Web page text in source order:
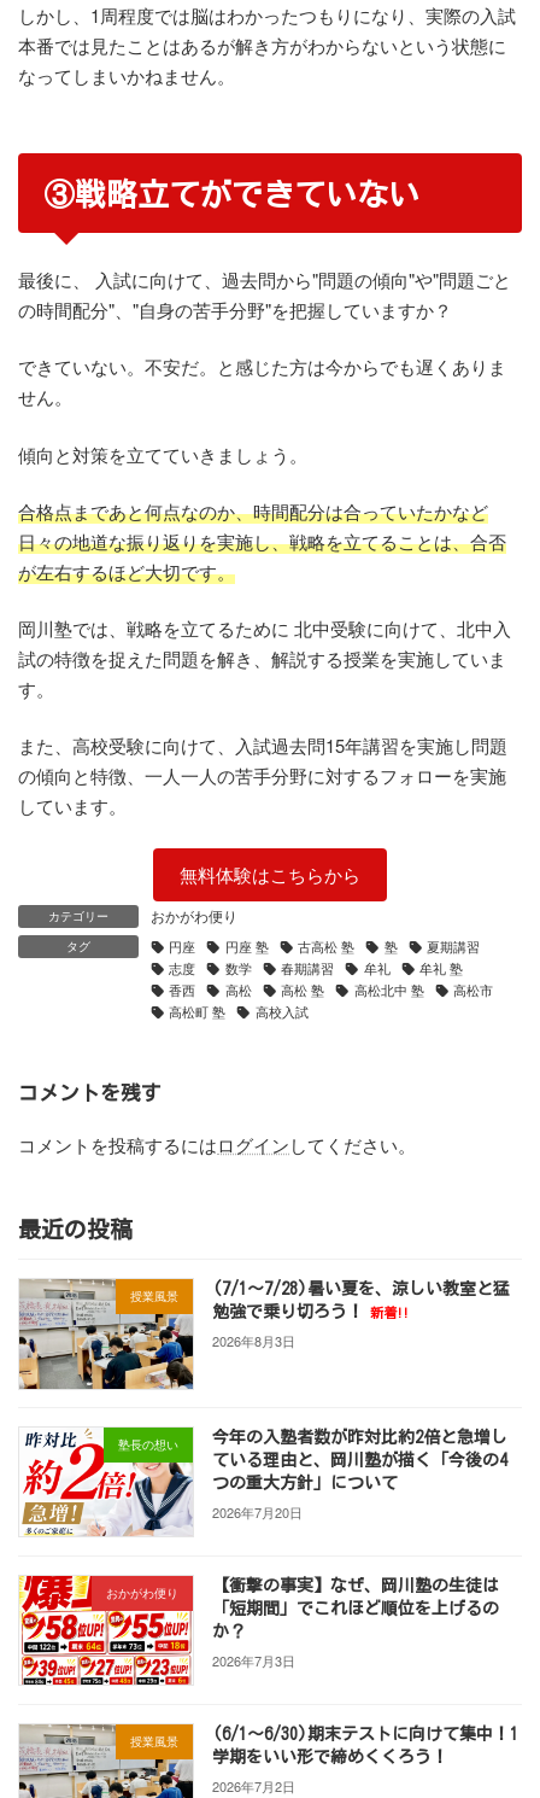
しかし、1周程度では脳はわかったつもりになり、実際の入試
本番では見たことはあるが解き方がわからないという状態に
なってしまいかねません。
③戦略立てができていない
最後に、 入試に向けて、過去問から"問題の傾向"や"問題ごと
の時間配分"、"自身の苦手分野"を把握していますか？
できていない。不安だ。と感じた方は今からでも遅くありま
せん。
傾向と対策を立てていきましょう。
合格点まであと何点なのか、時間配分は合っていたかなど
日々の地道な振り返りを実施し、戦略を立てることは、合否
が左右するほど大切です。
岡川塾では、戦略を立てるために 北中受験に向けて、北中入
試の特徴を捉えた問題を解き、解説する授業を実施していま
す。
また、高校受験に向けて、入試過去問15年講習を実施し問題
の傾向と特徴、一人一人の苦手分野に対するフォローを実施
しています。
無料体験はこちらから
カテゴリー おかがわ便り
タグ 円座 円座 塾 古高松 塾 塾
夏期講習
志度
数学 春期講習 牟礼
牟礼 塾
香西
高松 高松 塾 高松北中 塾
高松市
高松町 塾
高校入試
コメントを残す
コメントを投稿するにはログインしてください。
最近の投稿
授業風景
(7/1～7/28)暑い夏を、涼しい教室と猛
勉強で乗り切ろう！
新着!!
2026年8月3日
塾長の想い
今年の入塾者数が昨対比約2倍と急増し
ている理由と、岡川塾が描く「今後の4
つの重大方針」について
2026年7月20日
おかがわ便り
【衝撃の事実】なぜ、岡川塾の生徒は
「短期間」でこれほど順位を上げるの
か？
2026年7月3日
授業風景
(6/1～6/30)期末テストに向けて集中！1
学期をいい形で締めくくろう！
2026年7月2日